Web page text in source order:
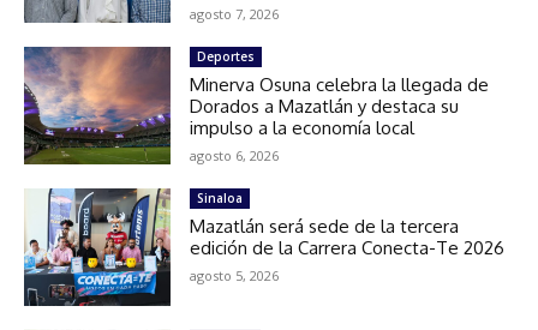
agosto 7, 2026
Deportes
Minerva Osuna celebra la llegada de
Dorados a Mazatlán y destaca su
impulso a la economía local
agosto 6, 2026
Sinaloa
Mazatlán será sede de la tercera
edición de la Carrera Conecta-Te 2026
agosto 5, 2026